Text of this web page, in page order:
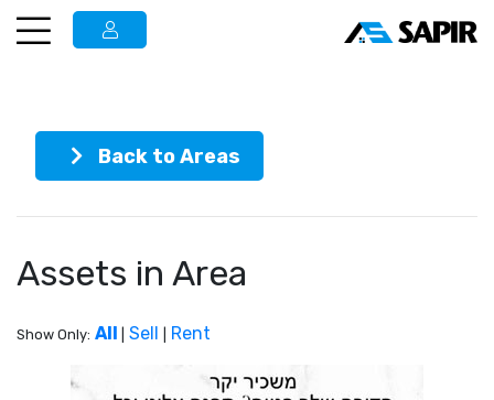
Back to Areas
Assets in Area
Show Only: All Sell Rent